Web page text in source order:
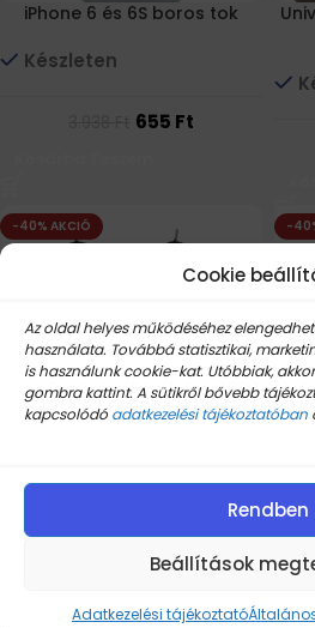
Cookie
Az oldal helyes működéséhez
használata. Továbbá statisztikai,
is használunk cookie-kat. Utóbbiak,
gombra kattint. A sütikről bővebb
kapcsolódó adatkezelési tájékoztatóban
Rendben
Beállítások
Adatkezelési tájékoztató
iPhone 6 és 6S boros tok
Készleten
655 Ft
-40% AKCIÓ
Univerzális Vízálló tok lila
1.755Ft
-